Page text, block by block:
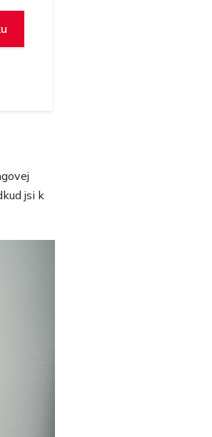
jsi k